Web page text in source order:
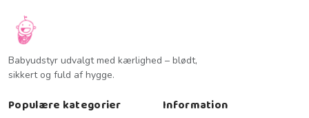
Babyudstyr udvalgt med kærlighed – blødt,
sikkert og fuld af hygge.
Populære kategorier Information